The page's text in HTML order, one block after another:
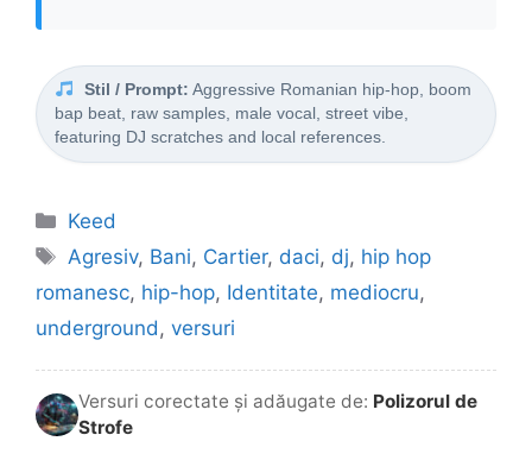
Stil / Prompt: Aggressive Romanian hip-hop, boom
bap beat, raw samples, male vocal, street vibe,
featuring DJ scratches and local references.
Categorii
Keed
Etichete
Agresiv, Bani, Cartier, daci, dj, hip hop
romanesc, hip-hop, Identitate, mediocru,
underground, versuri
Versuri corectate și adăugate de: Polizorul de
Strofe